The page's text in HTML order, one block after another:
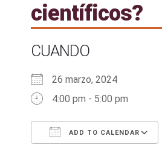
científicos?
CUANDO
26 marzo, 2024
4:00 pm - 5:00 pm
ADD TO CALENDAR